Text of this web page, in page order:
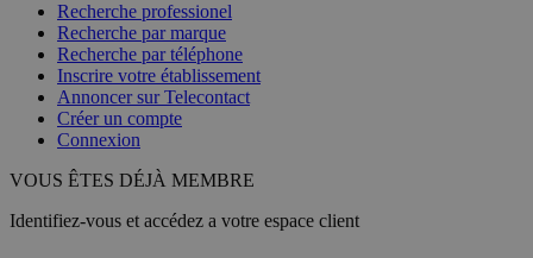
Recherche professionel
Recherche par marque
Recherche par téléphone
Inscrire votre établissement
Annoncer sur Telecontact
Créer un compte
Connexion
VOUS ÊTES DÉJÀ MEMBRE
Identifiez-vous et accédez a votre espace client